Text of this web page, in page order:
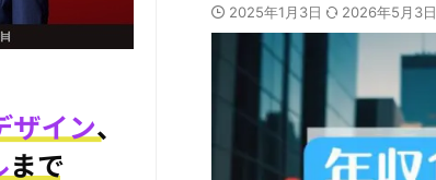
2025年1月3日 2026年5月3日